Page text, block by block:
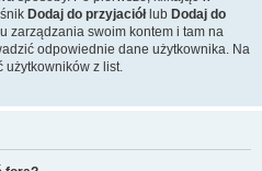
Dodaj do przyjaciółlub Dodaj do
zarządzania swoim kontem i tam na
odpowiednie dane użytkownika. Na
użytkowników z list.